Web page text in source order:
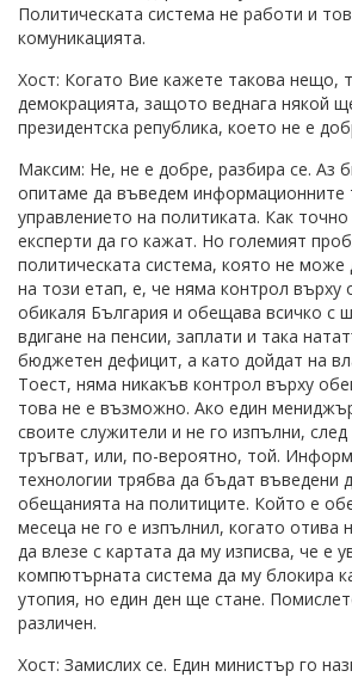
Политическата система не работи и
комуникацията.
Хост: Когато Вие кажете такова нещо,
демокрацията, защото веднага някой
президентска република, което не е
Максим: Не, не е добре, разбира се. Аз
опитаме да въведем информационните
управлението на политиката. Как
експерти да го кажат. Но големият
политическата система, която не
на този етап, е, че няма контрол върху
обикаля България и обещава всичко с
вдигане на пенсии, заплати и така
бюджетен дефицит, а като дойдат на
Тоест, няма никакъв контрол върху
това не е възможно. Ако един
своите служители и не го изпълни,
тръгват, или, по-вероятно, той.
технологии трябва да бъдат въведени
обещанията на политиците. Който е
месеца не го е изпълнил, когато отива
да влезе с картата да му изписва, че е
компютърната система да му блокира
утопия, но един ден ще стане.
различен.
Хост: Замислих се. Един министър го